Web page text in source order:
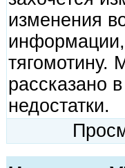
изменения
информации,
тягомотину.
рассказано
недостатки.